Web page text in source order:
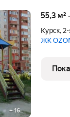
+ 16
55,3
Курск,
ЖК